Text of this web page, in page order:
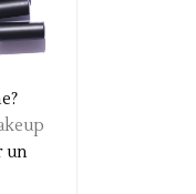
un